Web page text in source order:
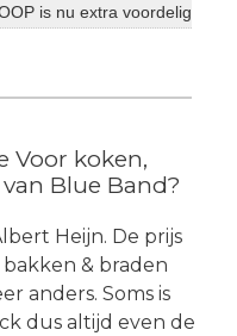
is nu extra voordelig
Voor koken,
Blue Band?
Heijn. De prijs
& braden
anders. Soms is
dus altijd even de